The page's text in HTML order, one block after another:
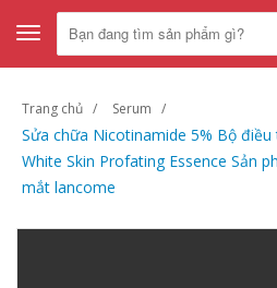
Toggle
navigation
Trang chủ Serum
Sửa chữa Nicotinamide 5% Bộ
White Skin Profating Essence Sản
mắt lancome